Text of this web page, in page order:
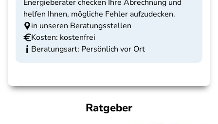
Energieberater checken Ihre Abrechnung und
helfen Ihnen, mögliche Fehler aufzudecken.
in unseren Beratungsstellen
Kosten: kostenfrei
Beratungsart: Persönlich vor Ort
Ratgeber